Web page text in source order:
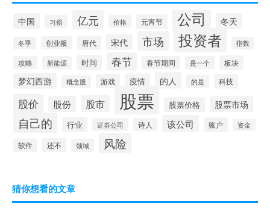
中国 习俗 亿元 价格 元宵节 公司 冬天
冬季 创业板 唐代 宋代 市场 投资者 指数
攻略 新能源 时间 春节 春节期间 是一个 板块
梦幻西游 概念股 游戏 疫情 的人 的是 科技
股价 股份 股市 股票 股票价格 股票市场
自己的 行业 证券公司 诗人 该公司 账户 资金
软件 还不 领域 风险
猜你想看的文章